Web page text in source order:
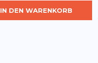
IN DEN WARENKORB